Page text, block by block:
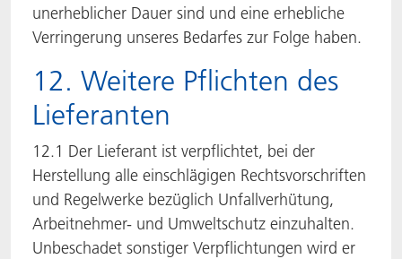
unerheblicher Dauer sind und eine erhebliche
Verringerung unseres Bedarfes zur Folge haben.
12. Weitere Pflichten des
Lieferanten
12.1 Der Lieferant ist verpflichtet, bei der
Herstellung alle einschlägigen Rechtsvorschriften
und Regelwerke bezüglich Unfallverhütung,
Arbeitnehmer- und Umweltschutz einzuhalten.
Unbeschadet sonstiger Verpflichtungen wird er